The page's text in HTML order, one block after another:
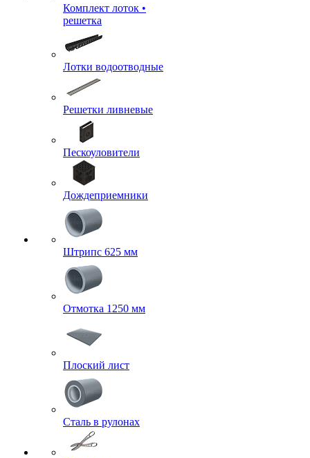
Комплект лоток •
решетка
Лотки водоотводные
Решетки ливневые
Пескоуловители
Дождеприемники
Штрипс 625 мм
Отмотка 1250 мм
Плоский лист
Сталь в рулонах